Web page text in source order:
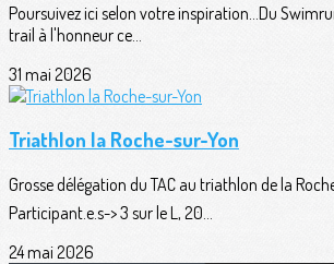
Poursuivez ici selon votre inspiration...Du
trail à l'honneur ce...
31 mai 2026
Triathlon la Roche-sur-Yon
Grosse délégation du TAC au triathlon de la
Participant.e.s-> 3 sur le L, 20...
24 mai 2026